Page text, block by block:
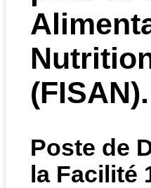
(FISAN).
Poste de
la Facilité